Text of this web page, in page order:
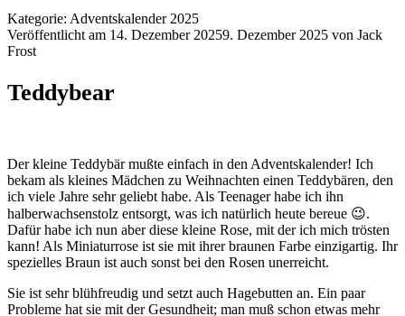
Kategorie: Adventskalender 2025
Veröffentlicht am 14. Dezember 20259. Dezember 2025 von Jack
Frost
Teddybear
Der kleine Teddybär mußte einfach in den Adventskalender! Ich
bekam als kleines Mädchen zu Weihnachten einen Teddybären, den
ich viele Jahre sehr geliebt habe. Als Teenager habe ich ihn
halberwachsenstolz entsorgt, was ich natürlich heute bereue 😉.
Dafür habe ich nun aber diese kleine Rose, mit der ich mich trösten
kann! Als Miniaturrose ist sie mit ihrer braunen Farbe einzigartig. Ihr
spezielles Braun ist auch sonst bei den Rosen unerreicht.
Sie ist sehr blühfreudig und setzt auch Hagebutten an. Ein paar
Probleme hat sie mit der Gesundheit; man muß schon etwas mehr